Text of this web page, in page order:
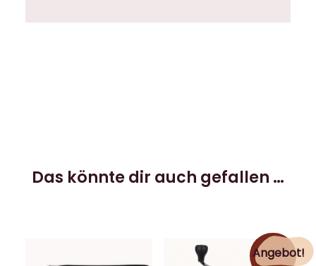
Das könnte dir auch gefallen …
Angebot!